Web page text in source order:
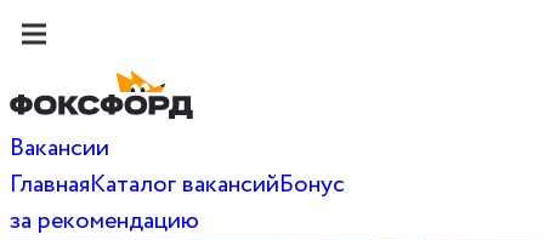
Вакансии
ГлавнаяКаталог вакансийБонус
за рекомендацию